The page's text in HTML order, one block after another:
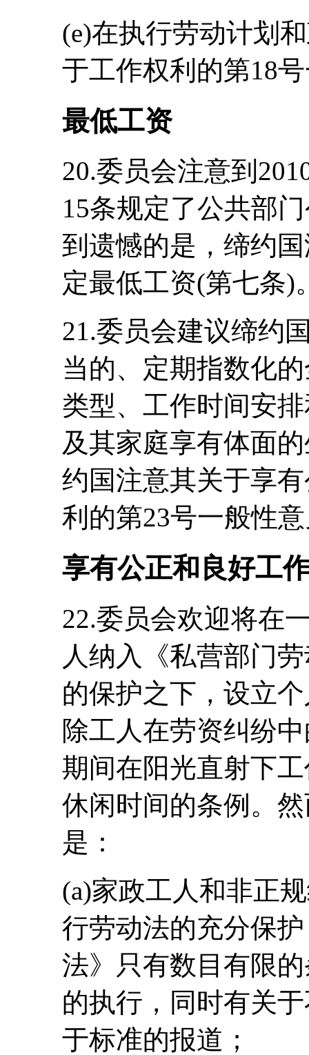
(e)在执行劳动计划
于工作权利的第18
最低工资
20.委员会注意到
15条规定了公共部
到遗憾的是，缔约
定最低工资(第七条)
21.委员会建议缔约
当的、定期指数化
类型、工作时间安
及其家庭享有体面
约国注意其关于享
利的第23号一般性
享有公正和良好工
22.委员会欢迎将在
人纳入《私营部门
的保护之下，设立
除工人在劳资纠纷
期间在阳光直射下
休闲时间的条例。
是：
(a)家政工人和非正
行劳动法的充分保
法》只有数目有限
的执行，同时有关
于标准的报道；